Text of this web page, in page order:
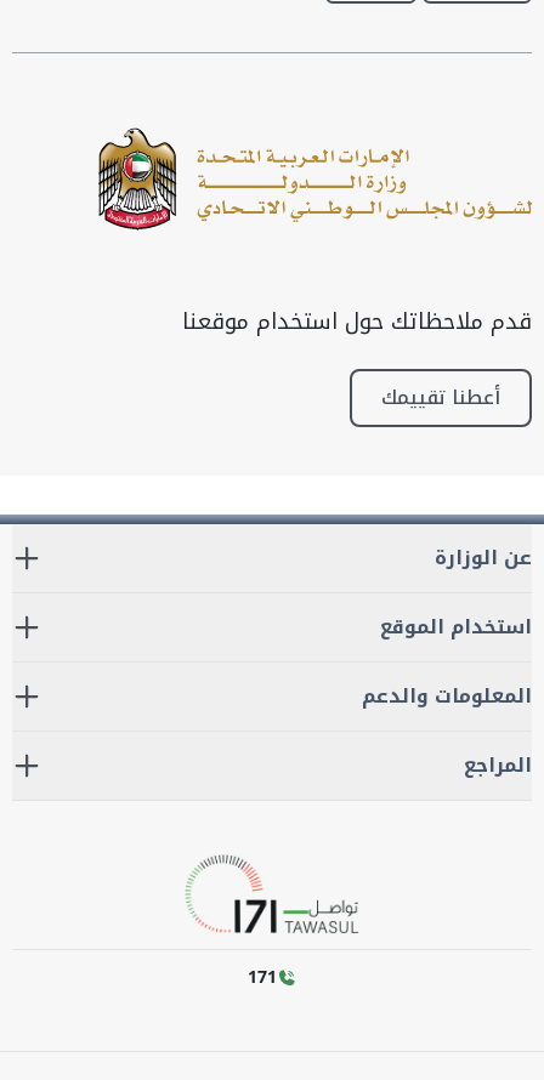
قدم ملاحظاتك حول استخدام موقعنا
أعطنا تقييمك
عن الوزارة
استخدام الموقع
المعلومات والدعم
المراجع
171